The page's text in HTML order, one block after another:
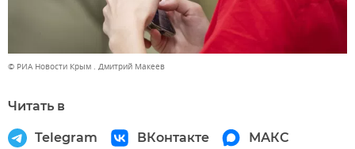
© РИА Новости Крым . Дмитрий Макеев
Читать в
Telegram ВКонтакте МАКС